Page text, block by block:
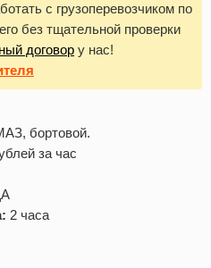
с грузоперевозчиком по
без тщательной проверки
договор у нас!
бортовой.
за час
2 часа